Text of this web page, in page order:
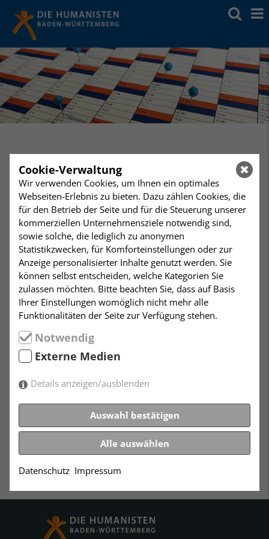
Donnerstag
November
Diskussion,19:00 Uhr
Ethik für alle? Getrennter Religionsunterricht oder
gemeinsamer Ethik- und Religionsunterricht.
Humanistisches Zentrum, Mörikestraße 14 in 70178
Stuttgart
Ethik für alle? Getrennter
Religionsunterricht oder
gemeinsamer Ethik- und
Religionsunterricht.
Wie ist es um den künftigen Religionsunterricht
beschaffen? Wie und an wen kann man hier säkulare
Interessen äußern? Welche Erfahrungswerte gibt es,
Und was die Spezifika unseres Bundeslandes?
Fragekomplex bringen.
Cookie-Verwaltung
Wir verwenden Cookies, um Ihnen ein optimales
Webseiten-Erlebnis zu bieten. Dazu zählen Cookies, die
für den Betrieb der Seite und für die Steuerung unserer
kommerziellen Unternehmensziele notwendig sind,
sowie solche, die lediglich zu anonymen
Statistikzwecken, für Komforteinstellungen oder zur
Anzeige personalisierter Inhalte genutzt werden. Sie
können selbst entscheiden, welche Kategorien Sie
zulassen möchten. Bitte beachten Sie, dass auf Basis
Ihrer Einstellungen womöglich nicht mehr alle
Funktionalitäten der Seite zur Verfügung stehen.
Notwendig
Externe Medien
Details anzeigen/ausblenden
Auswahl bestätigen
Alle auswählen
Datenschutz Impressum